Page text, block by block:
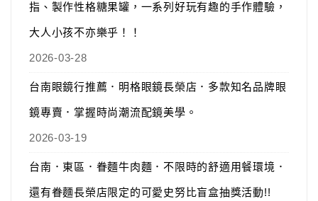
指、製作性格糖果罐，一系列好玩有趣的手作體驗，
大人小孩不亦樂乎！！
2026-03-28
台南眼鏡行推薦．明格眼鏡長榮店．多款知名品牌眼
鏡專賣．掌握時尚潮流配鏡美學。
2026-03-19
台南．東區．眷麵牛肉麵．不限時的舒適用餐環境．
還有眷麵長榮店限定的可愛史努比盲盒抽獎活動!!